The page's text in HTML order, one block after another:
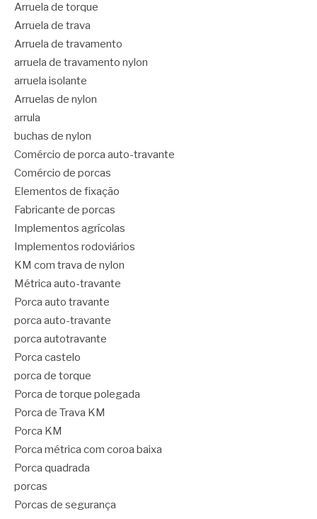
Arruela de torque
Arruela de trava
Arruela de travamento
arruela de travamento nylon
arruela isolante
Arruelas de nylon
arrula
buchas de nylon
Comércio de porca auto-travante
Comércio de porcas
Elementos de fixação
Fabricante de porcas
Implementos agrícolas
Implementos rodoviários
KM com trava de nylon
Métrica auto-travante
Porca auto travante
porca auto-travante
porca autotravante
Porca castelo
porca de torque
Porca de torque polegada
Porca de Trava KM
Porca KM
Porca métrica com coroa baixa
Porca quadrada
porcas
Porcas de segurança